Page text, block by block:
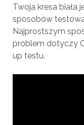
Twoja kresa biała
sposobów
Najprostszym
problem dotyczy
up testu.